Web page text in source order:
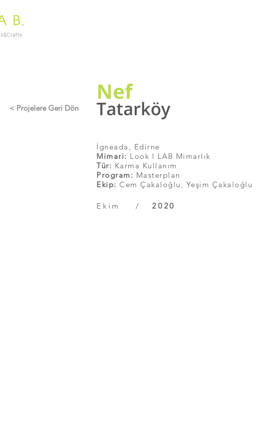
< Projelere Geri Dön
Nef
Tatarköy
İgneada, Edirne
Mimari: Look l LAB Mimarlık
Tür: Karma Kullanım
Program: Masterplan
Ekip: Cem Çakaloğlu, Yeşim Çakaloğlu
Ekim / 2020